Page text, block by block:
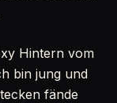
Hintern vom
bin jung und
fände